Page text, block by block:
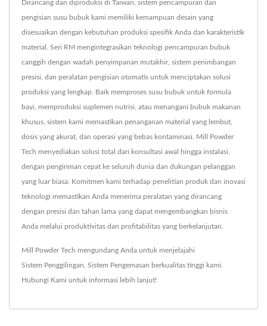
Dirancang dan diproduksi di Taiwan, sistem pencampuran dan
pengisian susu bubuk kami memiliki kemampuan desain yang
disesuaikan dengan kebutuhan produksi spesifik Anda dan karakteristik
material. Seri RM mengintegrasikan teknologi pencampuran bubuk
canggih dengan wadah penyimpanan mutakhir, sistem penimbangan
presisi, dan peralatan pengisian otomatis untuk menciptakan solusi
produksi yang lengkap. Baik memproses susu bubuk untuk formula
bayi, memproduksi suplemen nutrisi, atau menangani bubuk makanan
khusus, sistem kami memastikan penanganan material yang lembut,
dosis yang akurat, dan operasi yang bebas kontaminasi. Mill Powder
Tech menyediakan solusi total dari konsultasi awal hingga instalasi,
dengan pengiriman cepat ke seluruh dunia dan dukungan pelanggan
yang luar biasa. Komitmen kami terhadap penelitian produk dan inovasi
teknologi memastikan Anda menerima peralatan yang dirancang
dengan presisi dan tahan lama yang dapat mengembangkan bisnis
Anda melalui produktivitas dan profitabilitas yang berkelanjutan.
Mill Powder Tech mengundang Anda untuk menjelajahi
Sistem Penggilingan Sistem Pengemasan berkualitas tinggi kami.
Hubungi Kami untuk informasi lebih lanjut!